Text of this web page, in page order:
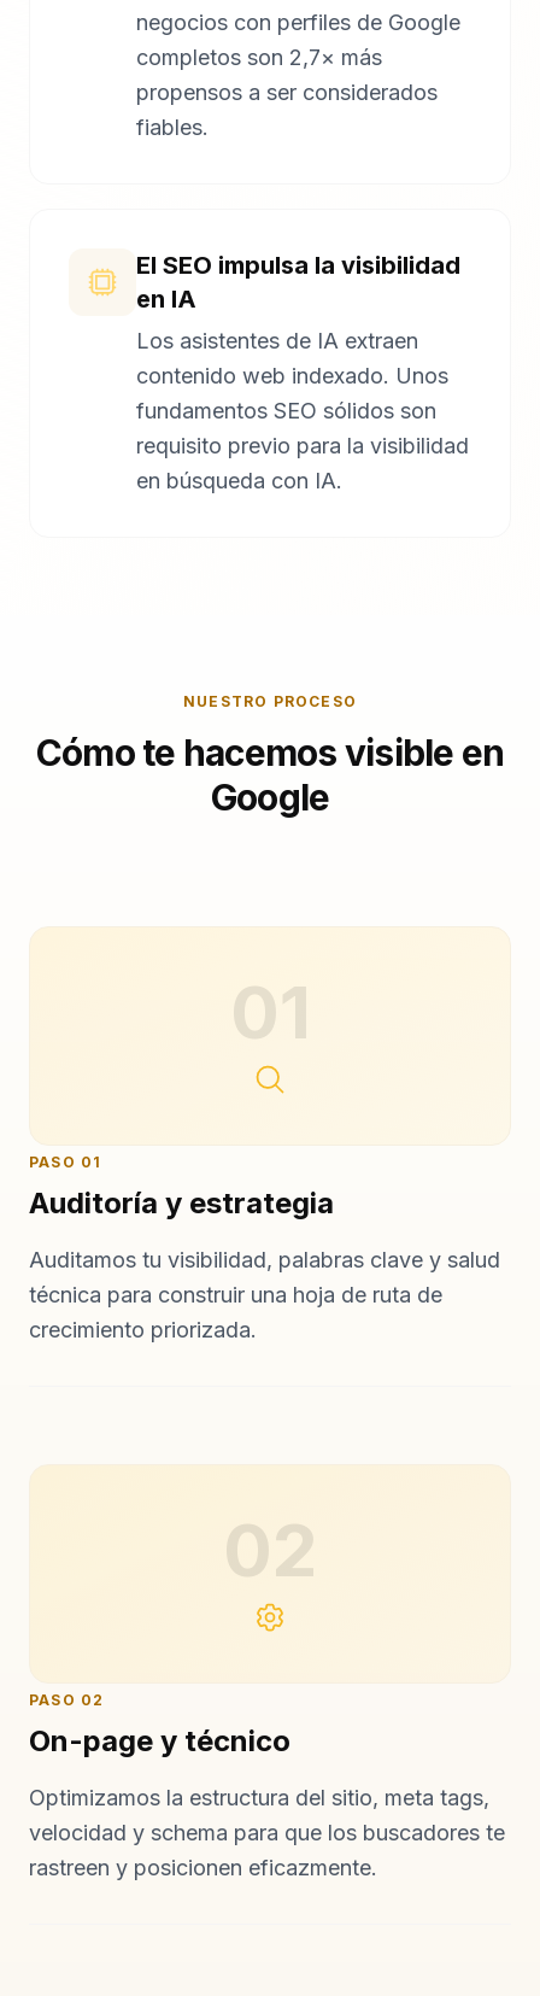
negocios con perfiles de Google
completos son 2,7× más
propensos a ser considerados
fiables.
El SEO impulsa la visibilidad
en IA
Los asistentes de IA extraen
contenido web indexado. Unos
fundamentos SEO sólidos son
requisito previo para la visibilidad
en búsqueda con IA.
NUESTRO PROCESO
Cómo te hacemos visible en
Google
01
PASO 01
Auditoría y estrategia
Auditamos tu visibilidad, palabras clave y salud
técnica para construir una hoja de ruta de
crecimiento priorizada.
02
PASO 02
On-page y técnico
Optimizamos la estructura del sitio, meta tags,
velocidad y schema para que los buscadores te
rastreen y posicionen eficazmente.